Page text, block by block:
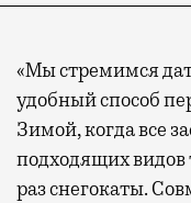
«Мы стремимся
удобный способ
Зимой, когда все
подходящих видов
раз снегокаты.